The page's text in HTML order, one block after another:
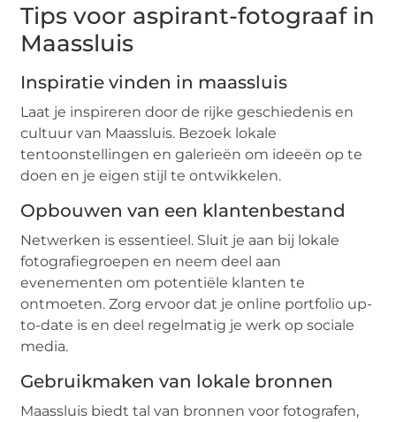
Tips voor aspirant-fotograaf in
Maassluis
Inspiratie vinden in maassluis
Laat je inspireren door de rijke geschiedenis en
cultuur van Maassluis. Bezoek lokale
tentoonstellingen en galerieën om ideeën op te
doen en je eigen stijl te ontwikkelen.
Opbouwen van een klantenbestand
Netwerken is essentieel. Sluit je aan bij lokale
fotografiegroepen en neem deel aan
evenementen om potentiële klanten te
ontmoeten. Zorg ervoor dat je online portfolio up-
to-date is en deel regelmatig je werk op sociale
media.
Gebruikmaken van lokale bronnen
Maassluis biedt tal van bronnen voor fotografen,